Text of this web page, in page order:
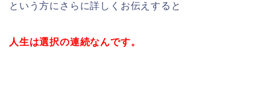
という方にさらに詳しくお伝えすると
人生は選択の連続なんです。